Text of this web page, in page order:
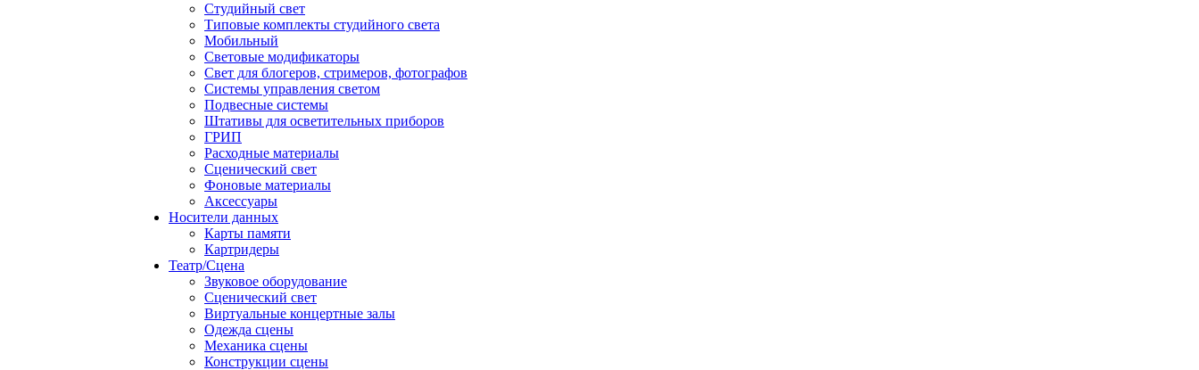
Студийный свет
Типовые комплекты студийного света
Мобильный
Световые модификаторы
Свет для блогеров, стримеров, фотографов
Системы управления светом
Подвесные системы
Штативы для осветительных приборов
ГРИП
Расходные материалы
Сценический свет
Фоновые материалы
Аксессуары
Носители данных
Карты памяти
Картридеры
Театр/Сцена
Звуковое оборудование
Сценический свет
Виртуальные концертные залы
Одежда сцены
Механика сцены
Конструкции сцены